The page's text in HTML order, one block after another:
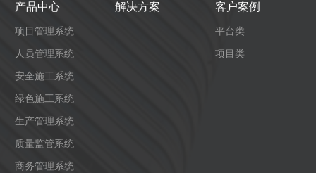
产品中心
项目管理系统
人员管理系统
安全施工系统
绿色施工系统
生产管理系统
质量监管系统
商务管理系统
解决方案 客户案例
平台类
项目类